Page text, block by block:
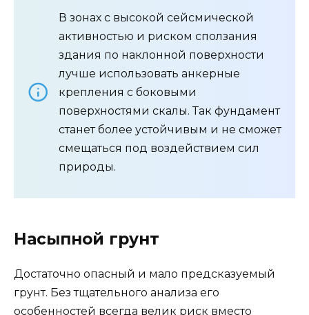
В зонах с высокой сейсмической
активностью и риском сползания
здания по наклонной поверхности
лучше использовать анкерные
крепления с боковыми
поверхностями скалы. Так фундамент
станет более устойчивым и не сможет
смещаться под воздействием сил
природы.
Насыпной грунт
Достаточно опасный и мало предсказуемый
грунт. Без тщательного анализа его
особенностей всегда велик риск вместо